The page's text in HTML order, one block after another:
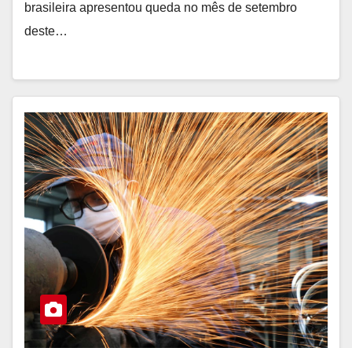
brasileira apresentou queda no mês de setembro
deste…